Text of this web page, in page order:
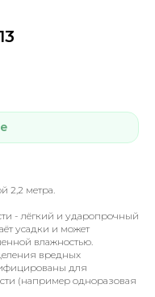
2,2 метра.
- лёгкий и ударопрочный
усадки и может
влажностью.
вредных
для
(например одноразовая